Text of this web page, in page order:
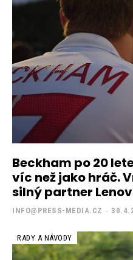
Beckham po 20
víc než jako hráč.
silný partner
INFO@PRESS-MEDIA.CZ -
RADY A NÁVODY